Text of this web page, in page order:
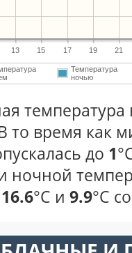
13 15 17 19 21
Температура
ночью
температура
то время как
до 1
ночной
16.6°С и 9.9°С